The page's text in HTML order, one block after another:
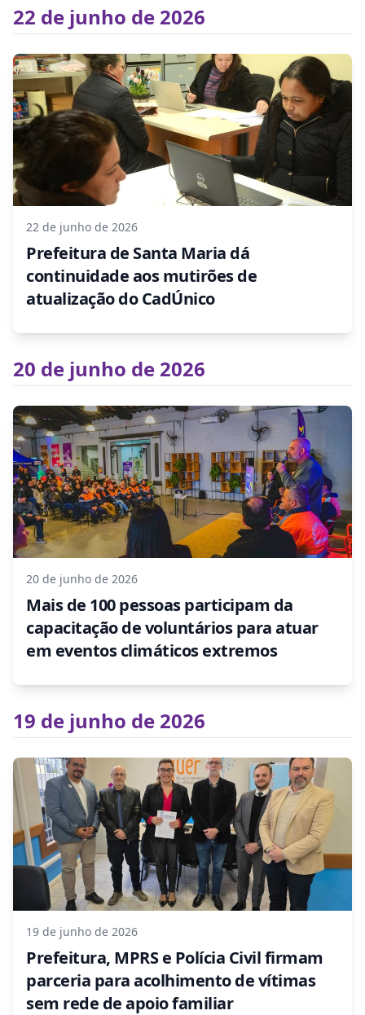
22 de junho de 2026
22 de junho de 2026
Prefeitura de Santa Maria dá
continuidade aos mutirões de
atualização do CadÚnico
20 de junho de 2026
20 de junho de 2026
Mais de 100 pessoas participam da
capacitação de voluntários para atuar
em eventos climáticos extremos
19 de junho de 2026
19 de junho de 2026
Prefeitura, MPRS e Polícia Civil firmam
parceria para acolhimento de vítimas
sem rede de apoio familiar